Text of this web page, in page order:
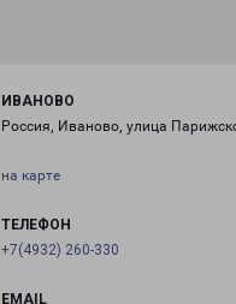
ИВАНОВО
Россия, Иваново, улица
на карте
ТЕЛЕФОН
+7(4932) 260-330
EMAIL